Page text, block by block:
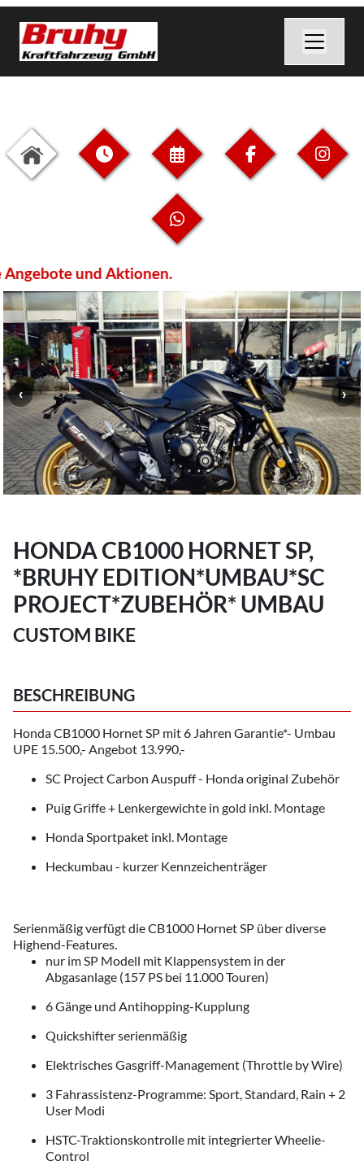
und Aktionen.
HONDA CB1000 HORNET SP,
*BRUHY EDITION*UMBAU*SC
PROJECT*ZUBEHÖR* UMBAU
CUSTOM BIKE
BESCHREIBUNG
Honda CB1000 Hornet SP mit 6 Jahren Garantie*- Umbau
UPE 15.500,- Angebot 13.990,-
SC Project Carbon Auspuff - Honda original Zubehör
Puig Griffe + Lenkergewichte in gold inkl. Montage
Honda Sportpaket inkl. Montage
Heckumbau - kurzer Kennzeichenträger
Serienmäßig verfügt die CB1000 Hornet SP über diverse
Highend-Features.
nur im SP Modell mit Klappensystem in der
Abgasanlage (157 PS bei 11.000 Touren)
6 Gänge und Antihopping-Kupplung
Quickshifter serienmäßig
Elektrisches Gasgriff-Management (Throttle by Wire)
3 Fahrassistenz-Programme: Sport, Standard, Rain + 2
User Modi
HSTC-Traktionskontrolle mit integrierter Wheelie-
Control